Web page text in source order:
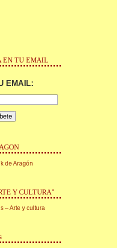
EN TU EMAIL
EMAIL:
Y CULTURA"